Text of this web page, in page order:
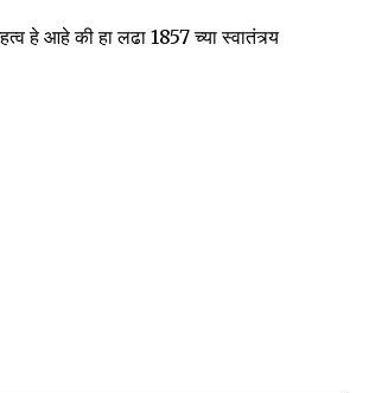
हे आहे की हा लढा 1857 च्या स्वातंत्र्य